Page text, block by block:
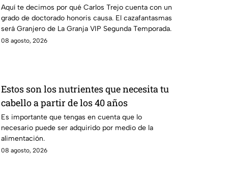
que el cazafantasmas recibió
Aquí te decimos por qué Carlos Trejo cuenta con un
grado de doctorado honoris causa. El cazafantasmas
será Granjero de La Granja VIP Segunda Temporada.
08 agosto, 2026
Estos son los nutrientes que necesita tu
cabello a partir de los 40 años
Es importante que tengas en cuenta que lo
necesario puede ser adquirido por medio de la
alimentación.
08 agosto, 2026